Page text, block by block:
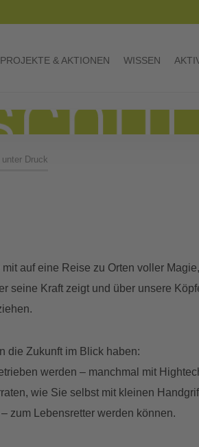
PROJEKTE & AKTIONEN WISSEN
Druck
auf eine Reise zu Orten voller
seine Kraft zeigt und über unsere
die Zukunft im Blick haben:
werden – manchmal mit
wie Sie selbst mit kleinen
zum Lebensretter werden können.